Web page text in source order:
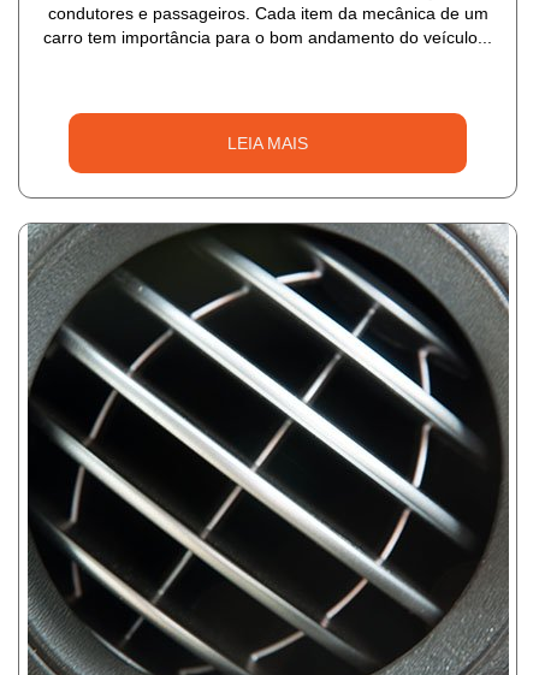
condutores e passageiros. Cada item da mecânica de um
carro tem importância para o bom andamento do veículo...
LEIA MAIS